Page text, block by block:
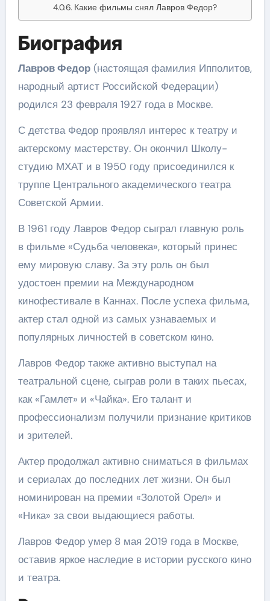
Какие фильмы снял Лавров Федор?
Биография
Лавров Федор(настоящая фамилия Ипполитов,
народный артист Российской Федерации)
родился 23 февраля 1927 года в Москве.
С детства Федор проявлял интерес к театру и
актерскому мастерству. Он окончил Школу-
студию МХАТ и в 1950 году присоединился к
труппе Центрального академического театра
Советской Армии.
В 1961 году Лавров Федор сыграл главную роль
в фильме «Судьба человека», который принес
ему мировую славу. За эту роль он был
удостоен премии на Международном
кинофестивале в Каннах. После успеха фильма,
актер стал одной из самых узнаваемых и
популярных личностей в советском кино.
Лавров Федор также активно выступал на
театральной сцене, сыграв роли в таких пьесах,
как «Гамлет» и «Чайка». Его талант и
профессионализм получили признание критиков
и зрителей.
Актер продолжал активно сниматься в фильмах
и сериалах до последних лет жизни. Он был
номинирован на премии «Золотой Орел» и
«Ника» за свои выдающиеся работы.
Лавров Федор умер 8 мая 2019 года в Москве,
оставив яркое наследие в истории русского кино
и театра.